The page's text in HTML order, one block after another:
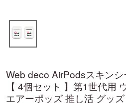
Web deco AirPodsスキンシ
【 4個セット 】第1世代用
エアーポッズ 推し活 グッ